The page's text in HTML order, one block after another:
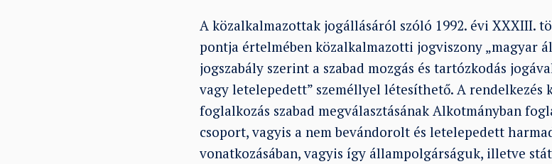
A közalkalmazottak jogállásáról szóló 1992. évi XXXIII.
pontja értelmében közalkalmazotti jogviszony „magyar
jogszabály szerint a szabad mozgás és tartózkodás
vagy letelepedett” személlyel létesíthető. A rendelkezés
foglalkozás szabad megválasztásának Alkotmányban
csoport, vagyis a nem bevándorolt és letelepedett
vonatkozásában, vagyis így állampolgárságuk, illetve